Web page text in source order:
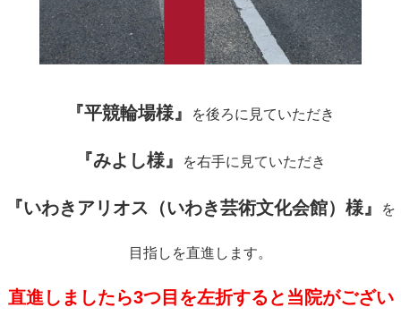
『平競輪場様』 を後ろに見ていただき
『みよし様』 を右手に見ていただき
『いわきアリオス（いわき芸術文化会館）様』 を
目指しを直進します。
直進しましたら3つ目を左折すると当院がござい